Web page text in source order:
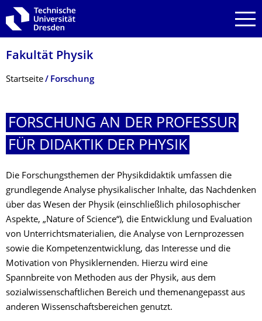
Zur Hauptnavigation springen
Zur Suche springen
Zum Inhalt springen
Fakultät Physik
Breadcrumb-Menü
Startseite Forschung
FORSCHUNG AN DER PROFESSUR
FÜR DIDAKTIK DER PHYSIK
Die Forschungsthemen der Physikdidaktik umfassen die
grundlegende Analyse physikalischer Inhalte, das Nachdenken
über das Wesen der Physik (einschließlich philosophischer
Aspekte, „Nature of Science“), die Entwicklung und Evaluation
von Unterrichtsmaterialien, die Analyse von Lernprozessen
sowie die Kompetenzentwicklung, das Interesse und die
Motivation von Physiklernenden. Hierzu wird eine
Spannbreite von Methoden aus der Physik, aus dem
sozialwissenschaftlichen Bereich und themenangepasst aus
anderen Wissenschaftsbereichen genutzt.